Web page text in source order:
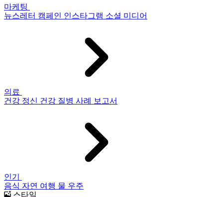
마케팅
뉴스레터 캠페인 인스타그램 소셜 미디어
의료
건강 정신 건강 질병 사례 보고서
인기
음식 자연 여행 물 우주
스타일